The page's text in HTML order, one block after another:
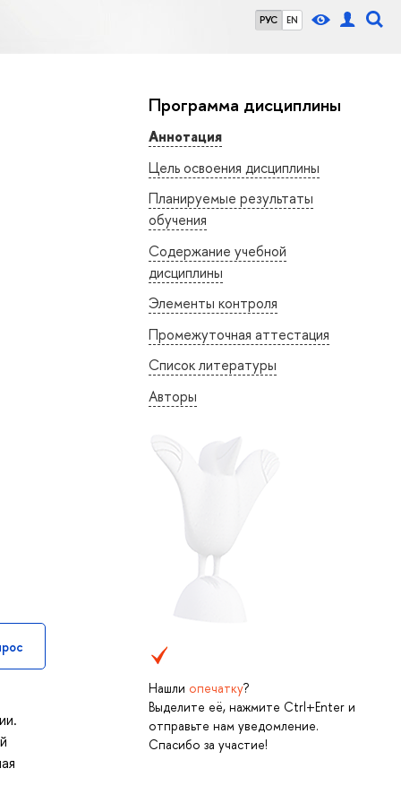
РУС EN
Программа дисциплины
Аннотация
Цель освоения дисциплины
Планируемые результаты
обучения
Содержание учебной
дисциплины
Элементы контроля
Промежуточная аттестация
Список литературы
Авторы
Нашли опечатку?
Выделите её, нажмите Ctrl+Enter и
отправьте нам уведомление.
Спасибо за участие!